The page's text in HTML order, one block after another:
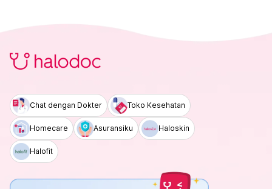
Chat dengan Dokter Toko Kesehatan
Homecare Asuransiku Haloskin
Halofit